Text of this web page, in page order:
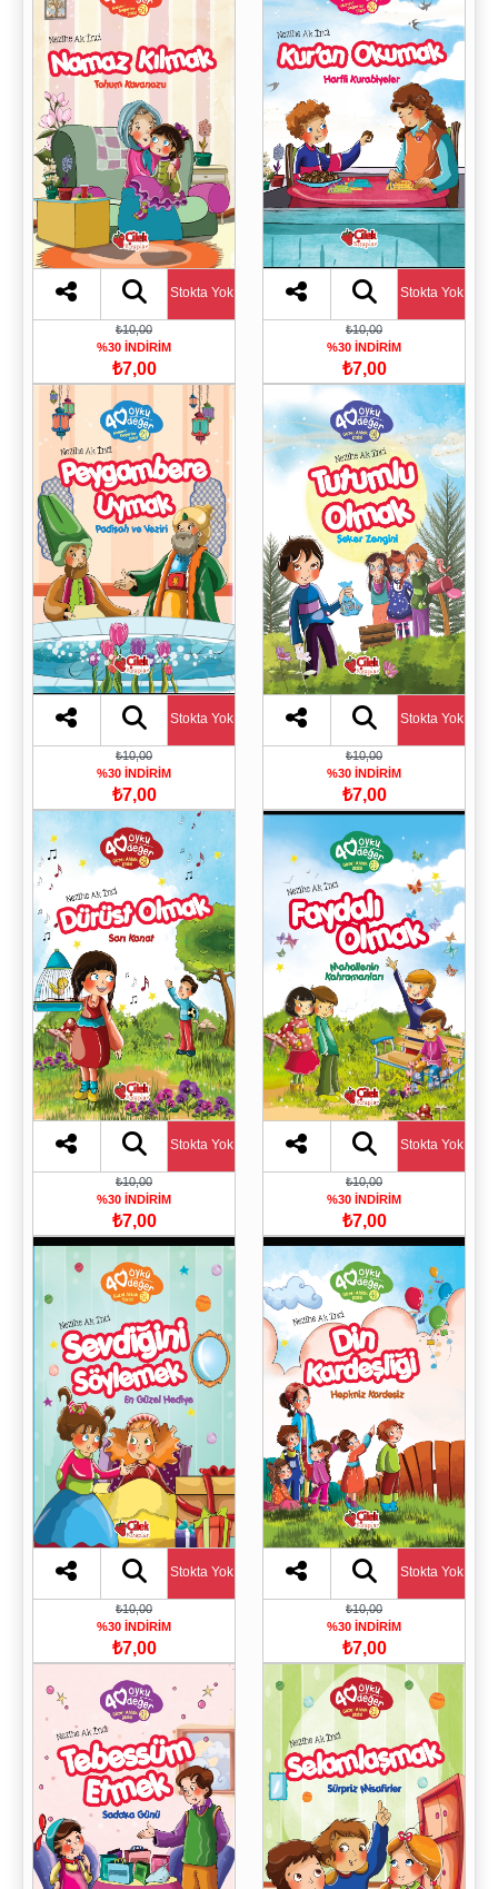
Stokta Yok
₺10,00
%30 İNDİRİM
₺7,00
Stokta Yok
₺10,00
%30 İNDİRİM
₺7,00
Stokta Yok
₺10,00
%30 İNDİRİM
₺7,00
Stokta Yok
₺10,00
%30 İNDİRİM
₺7,00
Stokta Yok
₺10,00
%30 İNDİRİM
₺7,00
Stokta Yok
₺10,00
%30 İNDİRİM
₺7,00
Stokta Yok
₺10,00
%30 İNDİRİM
₺7,00
Stokta Yok
₺10,00
%30 İNDİRİM
₺7,00